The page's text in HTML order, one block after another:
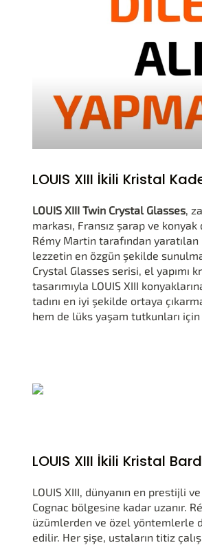
LOUIS XIII İkili Kristal
LOUIS XIII Twin Crystal Glasses,
markası, Fransız şarap ve
Rémy Martin tarafından
lezzetin en özgün şekilde
Crystal Glasses serisi, el
tasarımıyla LOUIS XIII
tadını en iyi şekilde ortaya
hem de lüks yaşam tutkunları
LOUIS XIII İkili Kristal
LOUIS XIII, dünyanın en prestijli
Cognac bölgesine kadar uzanır.
üzümlerden ve özel yöntemlerle
edilir. Her şişe, ustaların titiz